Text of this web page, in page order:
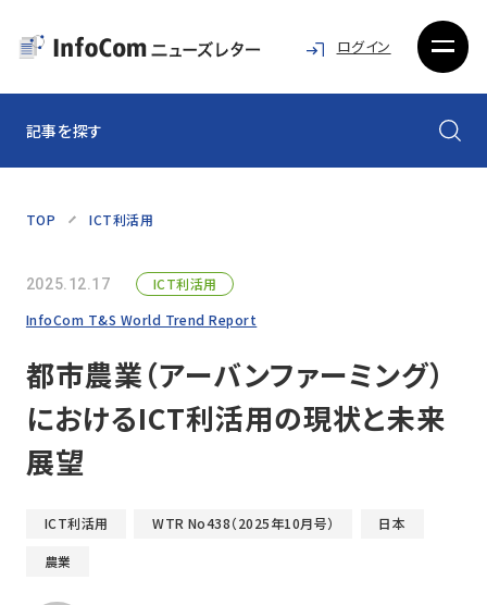
ログイン
記事を探す
TOP ICT利活用
2025.12.17
ICT利活用
InfoCom T&S World Trend Report
都市農業（アーバンファーミング）
におけるICT利活用の現状と未来
展望
ICT利活用 WTR No438（2025年10月号） 日本
農業